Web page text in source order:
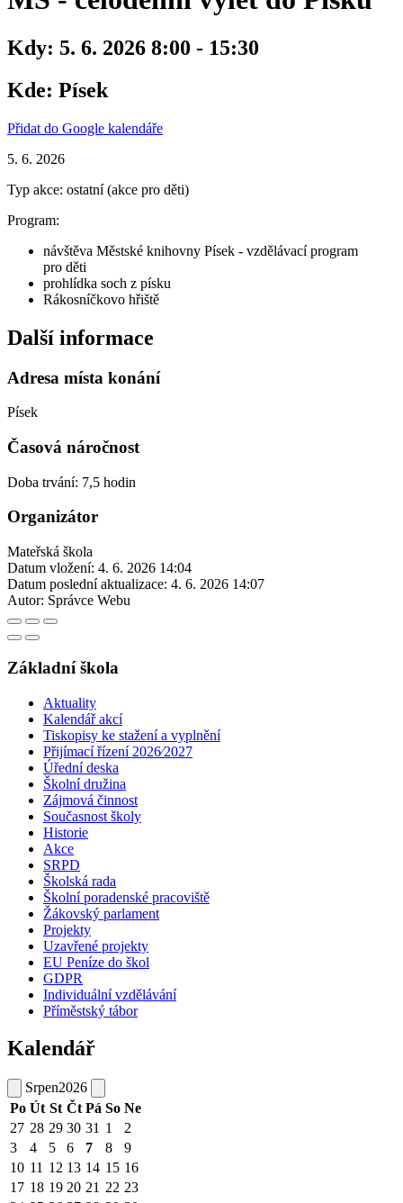
Kdy: 5. 6. 2026 8:00 - 15:30
Kde: Písek
Přidat do Google kalendáře
5. 6. 2026
Typ akce: ostatní (akce pro děti)
Program:
návštěva Městské knihovny Písek - vzdělávací program
pro děti
prohlídka soch z písku
Rákosníčkovo hřiště
Další informace
Adresa místa konání
Písek
Časová náročnost
Doba trvání: 7,5 hodin
Organizátor
Mateřská škola
Datum vložení: 4. 6. 2026 14:04
Datum poslední aktualizace: 4. 6. 2026 14:07
Autor: Správce Webu
Základní škola
Aktuality
Kalendář akcí
Tiskopisy ke stažení a vyplnění
Přijímací řízení 2026⁄2027
Úřední deska
Školní družina
Zájmová činnost
Současnost školy
Historie
Akce
SRPD
Školská rada
Školní poradenské pracoviště
Žákovský parlament
Projekty
Uzavřené projekty
EU Peníze do škol
GDPR
Individuální vzdělávání
Příměstský tábor
Kalendář
Srpen2026
Po Út St Čt Pá So Ne
27 28 29 30 31 1
2
3
4 5 6 7 8
9
10 11 12 13 14 15 16
17 18 19 20 21 22 23